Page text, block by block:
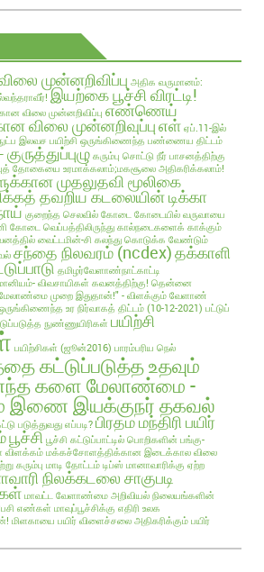
முன்னறிவிப்பு அதிக வருமானம்:
இயற்கை பூச்சி விரட்டி!
விலை முன்னறிவிப்பு எண்ணெய்
விலை முன்னறிவுப்புஎள் ஏப்.11-இல்
இலவச பயிற்சி ஒருங்கிணைந்த பண்ணைய திட்டம்
குருத்துப்புழு கரும்பு சொட்டு நீர் பாசனத்திற்கு
தோகையை உரமாக்கலாம்;மகசூலை அதிகரிக்கலாம்!
முதலுதவி மூலிகை
தவறிய கடலையின் டிக்கா
குறைந்த செலவில் கோடை கோடையில் வருவாயை
கோடை வெப்பத்திலிருந்து கால்நடைகளைக் காக்கும்
வைட்டமின்-சி கலந்து கொடுக்க வேண்டும்
சந்தை நிலவரம் (ncdex)தக்காளி
தமிழர்வேளாண்நாட்காட்டி
விவசாயிகள் கவனத்திற்கு! தென்னை
மேலாண்மை முறை இதுதான்!" - விளக்கும் வேளாண்
உர நிர்வாகத் திட்டம் (10-12-2021) பட்டுப்
நுண்ணுயிரிகள் பயிற்சி
பயிற்சிகள் (ஜூன்2016) பாரம்பரிய நெல்
கட்டுப்படுத்த உதவும்
களை மேலாண்மை -
இயக்குநர் தகவல்
படுத்துவது எப்படி? பிரதம மந்திரி பயிர்
பூச்சி பூச்சி கட்டுப்பாட்டில் பொறிகளின் பங்கு-
விளக்கம் மக்கச்சோளத்திக்கான இடைக்கால விலை
கரும்பு மாடி தோட்டம் டிப்ஸ் மானாவாரிக்கு ஏற்ற
நிலக்கடலை சாகுபடி
மாவட்ட வேளாண்மை அறிவியல் நிலையங்களின்
எண்கள் மாவுப்பூச்சிக்கு எதிரி உலக
மிளகாயை பயிர் விளைச்சலை அதிகரிக்கும் பயிர்